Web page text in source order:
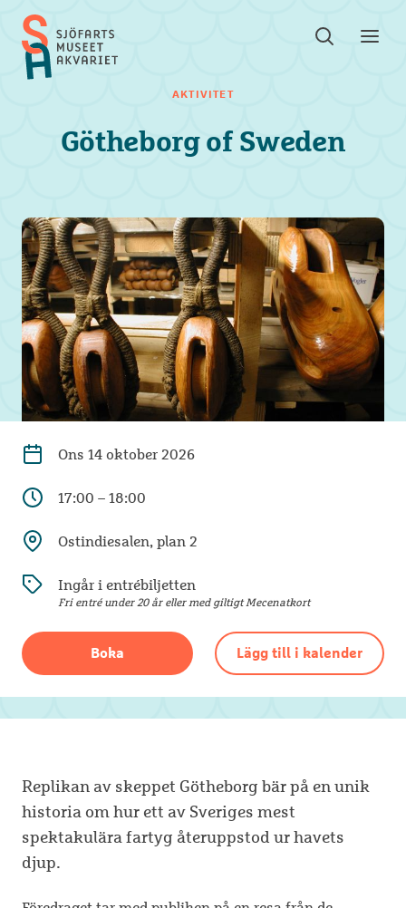
Sjöfartsmuseet
Toggle
AKTIVITET
Götheborg of Sweden
Ons 14 oktober 2026
17:00 – 18:00
Ostindiesalen, plan 2
Ingår i entrébiljetten
Fri entré under 20 år eller med giltigt Mecenatkort
Boka Lägg till i kalender
Replikan av skeppet Götheborg bär på en unik
historia om hur ett av Sveriges mest
spektakulära fartyg återuppstod ur havets
djup.